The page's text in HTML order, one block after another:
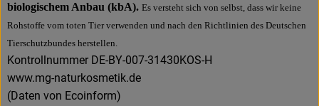
biologischem Anbau (kbA). Es versteht sich von selbst, dass wir keine
Rohstoffe vom toten Tier verwenden und nach den Richtlinien des Deutschen
Tierschutzbundes herstellen.
Kontrollnummer DE-BY-007-31430KOS-H
www.mg-naturkosmetik.de
(Daten von Ecoinform)